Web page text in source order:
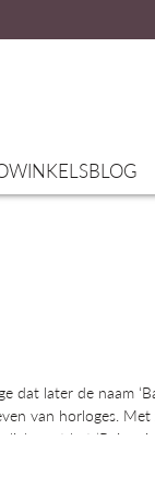
WINKELSBLOG
later de naam
van horloges.
het
puurheid en tijdloze